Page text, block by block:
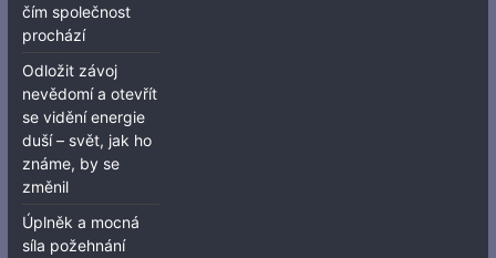
čím společnost
prochází
Odložit závoj
nevědomí a otevřít
se vidění energie
duší – svět, jak ho
známe, by se
změnil
Úplněk a mocná
síla požehnání